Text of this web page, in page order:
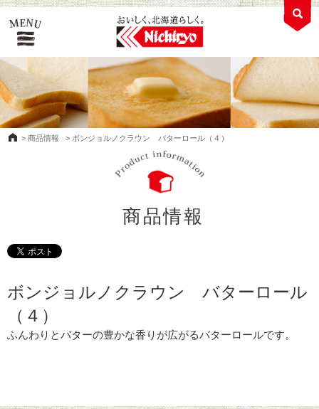
> 商品情報 > ボンジョルノクラウン バターロール（４）
商品情報
ボンジョルノクラウン バターロール
（４）
ふんわりとバターの豊かな香りが広がるバターロールです。